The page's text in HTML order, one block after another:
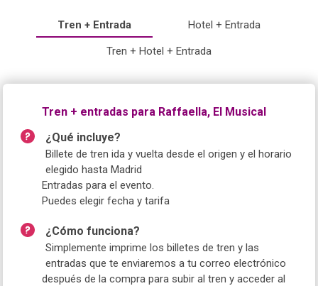
Tren + Entrada Hotel + Entrada
Tren + Hotel + Entrada
Tren + entradas para Raffaella, El Musical
¿Qué incluye?
Billete de tren ida y vuelta desde el origen y el horario
elegido hasta Madrid
Entradas para el evento.
Puedes elegir fecha y tarifa
¿Cómo funciona?
Simplemente imprime los billetes de tren y las
entradas que te enviaremos a tu correo electrónico
después de la compra para subir al tren y acceder al